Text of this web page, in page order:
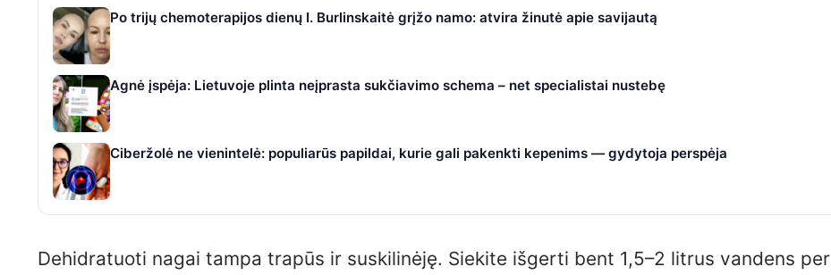
Po trijų chemoterapijos dienų I. Burlinskaitė grįžo namo: atvira žinutė apie savijautą
Agnė įspėja: Lietuvoje plinta neįprasta sukčiavimo schema – net specialistai nustebę
Ciberžolė ne vienintelė: populiarūs papildai, kurie gali pakenkti kepenims — gydytoja perspėja
Dehidratuoti nagai tampa trapūs ir suskilinėję. Siekite išgerti bent 1,5–2 litrus vandens per